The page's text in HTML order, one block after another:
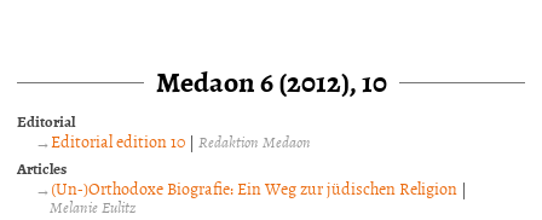
Medaon 6 (2012), 10
Editorial
Editorial edition 10 |Redaktion Medaon
Articles
(Un-)Orthodoxe Biografie: Ein Weg zur jüdischen Religion |
Melanie Eulitz